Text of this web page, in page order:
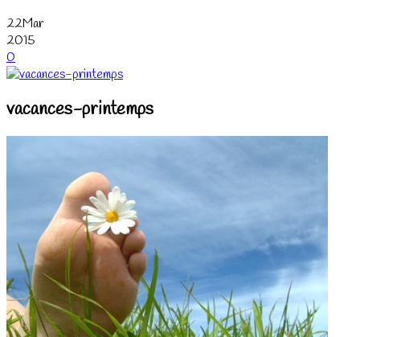
22Mar
2015
0
vacances-printemps